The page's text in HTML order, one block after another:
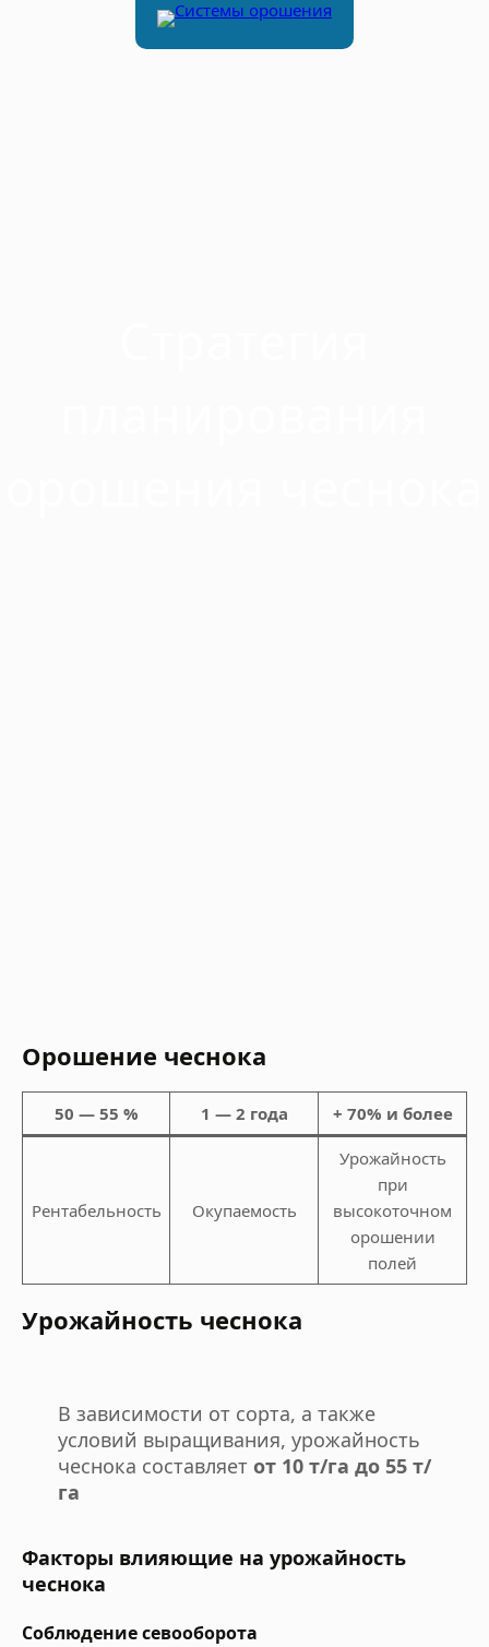
Орошение чеснока
50 — 55 % 1 — 2 года + 70% и более
Рентабельность Окупаемость
Урожайность
при
высокоточном
орошении
полей
Урожайность чеснока
В зависимости от сорта, а также
условий выращивания, урожайность
чеснока составляет от 10 т/га до 55 т/
га
Факторы влияющие на урожайность
чеснока
Соблюдение севооборота